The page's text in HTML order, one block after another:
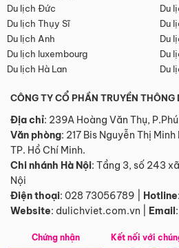
Du lịch Đức
Du
Du lịch Thụy Sĩ
Du
Du lịch Anh
Du
Du lịch luxembourg
Du
Du lịch Hà Lan
Du
CÔNG TY CỔ PHẦN TRUYỀN THÔNG
Địa chỉ: 239A Hoàng Văn Thụ,
Văn phòng: 217 Bis Nguyễn Thị
TP. Hồ Chí Minh.
Chi nhánh Hà Nội: Tầng 3, số 243
Nội
Điện thoại: 028 73056789 Hotline:
Website: dulichviet.com.vn Email:
Chứng nhận Kết nối với